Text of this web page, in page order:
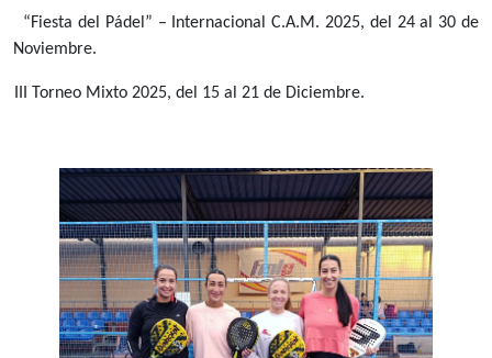
“Fiesta del Pádel” – Internacional C.A.M. 2025, del 24 al 30 de
Noviembre.
III Torneo Mixto 2025, del 15 al 21 de Diciembre.